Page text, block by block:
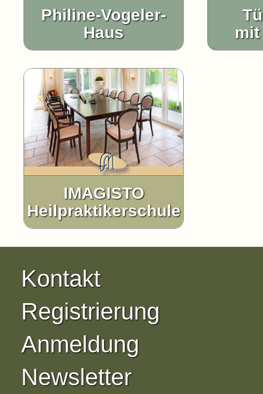
Philine-Vogeler-
Haus
IMAGISTO
Heilpraktikerschule
Kontakt
Registrierung
Anmeldung
Newsletter